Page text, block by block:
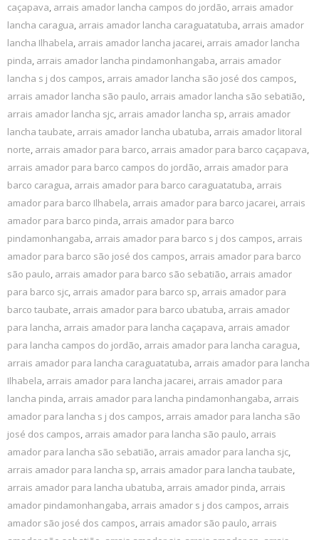
caçapava, arrais amador lancha campos do jordão, arrais amador
lancha caragua, arrais amador lancha caraguatatuba, arrais amador
lancha Ilhabela, arrais amador lancha jacarei, arrais amador lancha
pinda, arrais amador lancha pindamonhangaba, arrais amador
lancha s j dos campos, arrais amador lancha são josé dos campos,
arrais amador lancha são paulo, arrais amador lancha são sebatião,
arrais amador lancha sjc, arrais amador lancha sp, arrais amador
lancha taubate, arrais amador lancha ubatuba, arrais amador litoral
norte, arrais amador para barco, arrais amador para barco caçapava,
arrais amador para barco campos do jordão, arrais amador para
barco caragua, arrais amador para barco caraguatatuba, arrais
amador para barco Ilhabela, arrais amador para barco jacarei, arrais
amador para barco pinda, arrais amador para barco
pindamonhangaba, arrais amador para barco s j dos campos, arrais
amador para barco são josé dos campos, arrais amador para barco
são paulo, arrais amador para barco são sebatião, arrais amador
para barco sjc, arrais amador para barco sp, arrais amador para
barco taubate, arrais amador para barco ubatuba, arrais amador
para lancha, arrais amador para lancha caçapava, arrais amador
para lancha campos do jordão, arrais amador para lancha caragua,
arrais amador para lancha caraguatatuba, arrais amador para lancha
Ilhabela, arrais amador para lancha jacarei, arrais amador para
lancha pinda, arrais amador para lancha pindamonhangaba, arrais
amador para lancha s j dos campos, arrais amador para lancha são
josé dos campos, arrais amador para lancha são paulo, arrais
amador para lancha são sebatião, arrais amador para lancha sjc,
arrais amador para lancha sp, arrais amador para lancha taubate,
arrais amador para lancha ubatuba, arrais amador pinda, arrais
amador pindamonhangaba, arrais amador s j dos campos, arrais
amador são josé dos campos, arrais amador são paulo, arrais